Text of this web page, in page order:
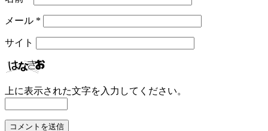
メール *
サイト
上に表示された文字を入力してください。